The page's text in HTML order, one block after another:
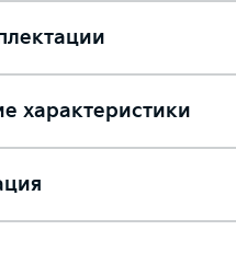
характеристики